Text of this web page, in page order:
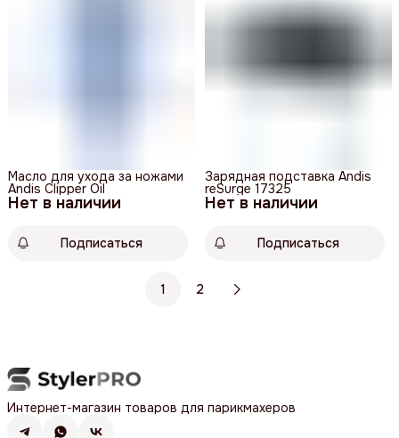
Нет в наличии
Масло для ухода за ножами
Andis Clipper Oil
Подписаться
Нет в наличии
Зарядная подставка Andis
reSurge 17325
Подписаться
1 2
Интернет-магазин товаров для парикмахеров